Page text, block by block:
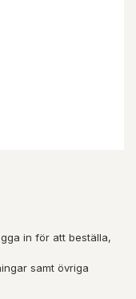
in för att beställa,
samt övriga